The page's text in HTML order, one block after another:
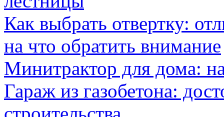
Как выбрать отвертку:
на что обратить внимание
Минитрактор для дома:
Гараж из газобетона: